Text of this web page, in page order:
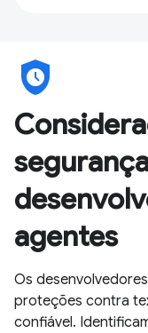
safety_check
agentes
Os
proteções contra
confiável.